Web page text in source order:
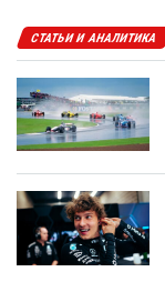
СТАТЬИ И АНАЛИТИКА